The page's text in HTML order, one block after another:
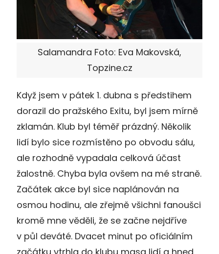
Salamandra Foto: Eva Makovská,
Topzine.cz
Když jsem v pátek 1. dubna s předstihem
dorazil do pražského Exitu, byl jsem mírně
zklamán. Klub byl téměř prázdný. Několik
lidí bylo sice rozmístěno po obvodu sálu,
ale rozhodně vypadala celková účast
žalostně. Chyba byla ovšem na mé straně.
Začátek akce byl sice naplánován na
osmou hodinu, ale zřejmě všichni fanoušci
kromě mne věděli, že se začne nejdříve
v půl deváté. Dvacet minut po oficiálním